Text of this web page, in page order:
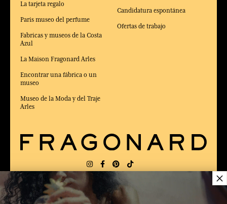
La tarjeta regalo
Paris museo del perfume
Fabricas y museos de la Costa
Azul
La Maison Fragonard Arles
Encontrar una fábrica o un
museo
Museo de la Moda y del Traje
Arles
Candidatura espontánea
Ofertas de trabajo
ENTREGA: FR IDIOMA:
×